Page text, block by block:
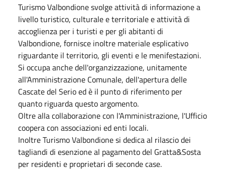
Turismo Valbondione svolge attività di informazione a
livello turistico, culturale e territoriale e attività di
accoglienza per i turisti e per gli abitanti di
Valbondione, fornisce inoltre materiale esplicativo
riguardante il territorio, gli eventi e le menifestazioni.
Si occupa anche dell'organzizzazione, unitamente
all'Amministrazione Comunale, dell'apertura delle
Cascate del Serio ed è il punto di riferimento per
quanto riguarda questo argomento.
Oltre alla collaborazione con l'Amministrazione, l'Ufficio
coopera con associazioni ed enti locali.
Inoltre Turismo Valbondione si dedica al rilascio dei
tagliandi di esenzione al pagamento del Gratta&Sosta
per residenti e proprietari di seconde case.